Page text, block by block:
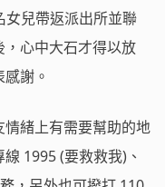
女兒帶返派出所並聯
心中大石才得以放
謝。
緒上有需要幫助的地
1995 (要救救我)、